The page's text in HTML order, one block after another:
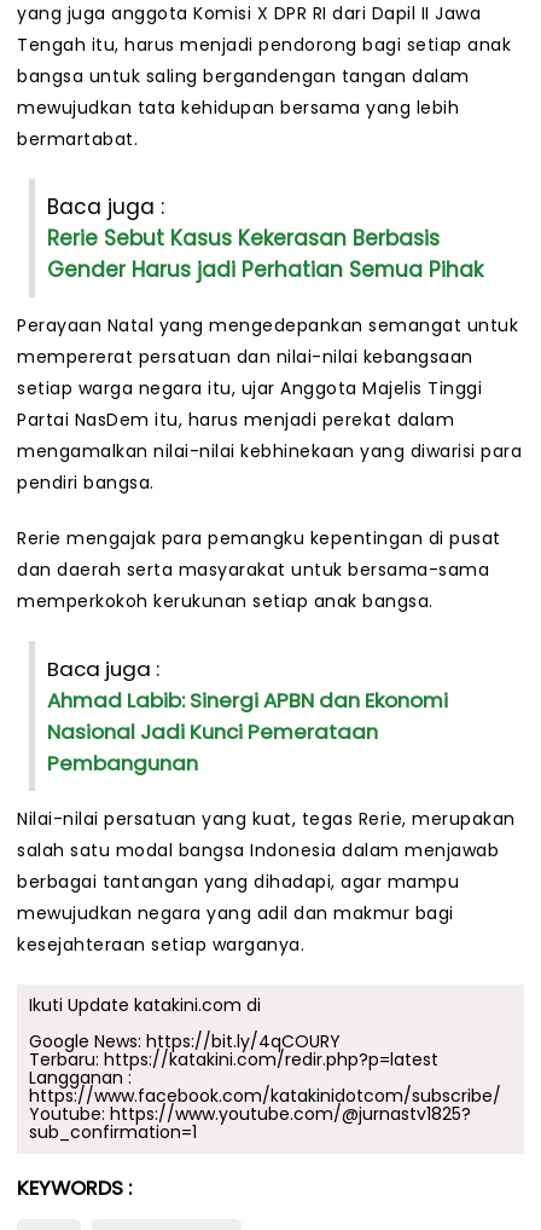
yang juga anggota Komisi X DPR RI dari Dapil II Jawa
Tengah itu, harus menjadi pendorong bagi setiap anak
bangsa untuk saling bergandengan tangan dalam
mewujudkan tata kehidupan bersama yang lebih
bermartabat.
Baca juga :
Rerie Sebut Kasus Kekerasan Berbasis
Gender Harus jadi Perhatian Semua Pihak
Perayaan Natal yang mengedepankan semangat untuk
mempererat persatuan dan nilai-nilai kebangsaan
setiap warga negara itu, ujar Anggota Majelis Tinggi
Partai NasDem itu, harus menjadi perekat dalam
mengamalkan nilai-nilai kebhinekaan yang diwarisi para
pendiri bangsa.
Rerie mengajak para pemangku kepentingan di pusat
dan daerah serta masyarakat untuk bersama-sama
memperkokoh kerukunan setiap anak bangsa.
Baca juga :
Ahmad Labib: Sinergi APBN dan Ekonomi
Nasional Jadi Kunci Pemerataan
Pembangunan
Nilai-nilai persatuan yang kuat, tegas Rerie, merupakan
salah satu modal bangsa Indonesia dalam menjawab
berbagai tantangan yang dihadapi, agar mampu
mewujudkan negara yang adil dan makmur bagi
kesejahteraan setiap warganya.
Ikuti Update katakini.com di
Google News: https://bit.ly/4qCOURY
Terbaru: https://katakini.com/redir.php?p=latest
Langganan :
https://www.facebook.com/katakinidotcom/subscribe/
Youtube: https://www.youtube.com/@jurnastv1825?
sub_confirmation=1
KEYWORDS :